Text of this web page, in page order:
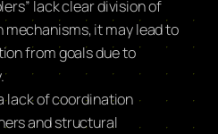
lack clear division of
it may lead to
from goals due to
lack of coordination
and structural